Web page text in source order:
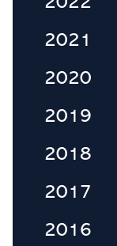
2021
2020
2019
2018
2017
2016